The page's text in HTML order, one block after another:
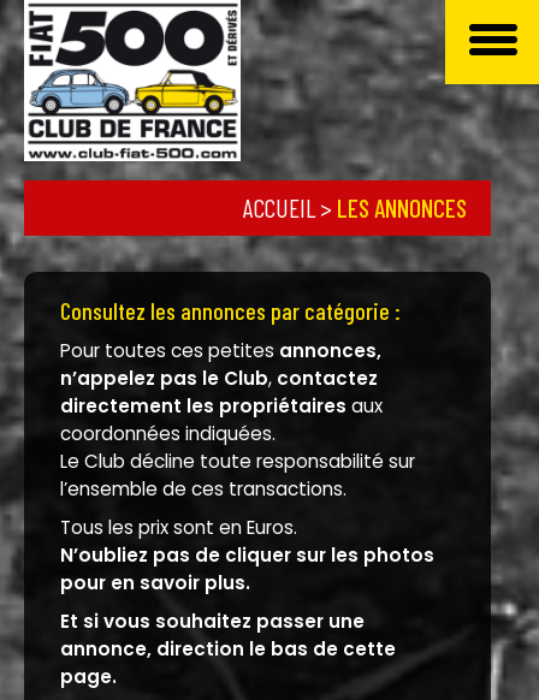
ACCUEIL > LES ANNONCES
Consultez les annonces par catégorie :
Pour toutes ces petites annonces,
n’appelez pas le Club, contactez
directement les propriétaires aux
coordonnées indiquées.
Le Club décline toute responsabilité sur
l’ensemble de ces transactions.
Tous les prix sont en Euros.
N’oubliez pas de cliquer sur les photos
pour en savoir plus.
Et si vous souhaitez passer une
annonce, direction le bas de cette
page.